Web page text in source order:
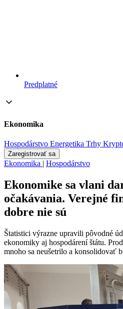
Predplatné
Ekonomika
Hospodárstvo Energetika Trhy
Zaregistrovať sa
Ekonomika | Hospodárstvo
Ekonomike sa vlani
očakávania. Verejné
dobre nie sú
Štatistici výrazne upravili pôvodné
ekonomiky aj hospodárení štátu.
mnoho sa neušetrilo a konsolidovať